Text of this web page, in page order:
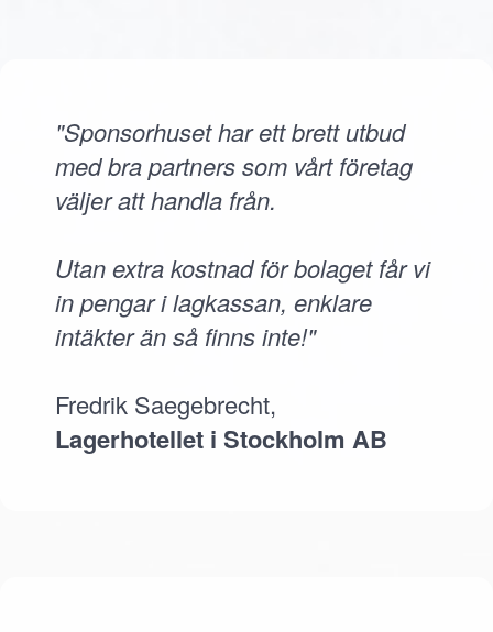
"Sponsorhuset har ett brett utbud
med bra partners som vårt företag
väljer att handla från.
Utan extra kostnad för bolaget får vi
in pengar i lagkassan, enklare
intäkter än så finns inte!"
Fredrik Saegebrecht,
Lagerhotellet i Stockholm AB